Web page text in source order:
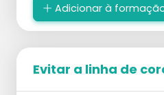
Adicionar à
Evitar a linha de